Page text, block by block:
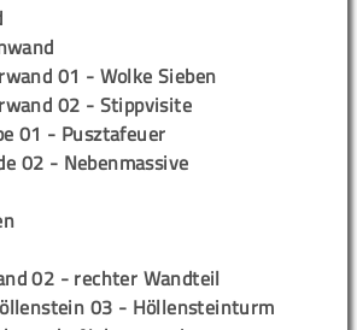
01 - Wolke Sieben
02 - Stippvisite
01 - Pusztafeuer
02 - Nebenmassive
02 - rechter Wandteil
03 - Höllensteinturm